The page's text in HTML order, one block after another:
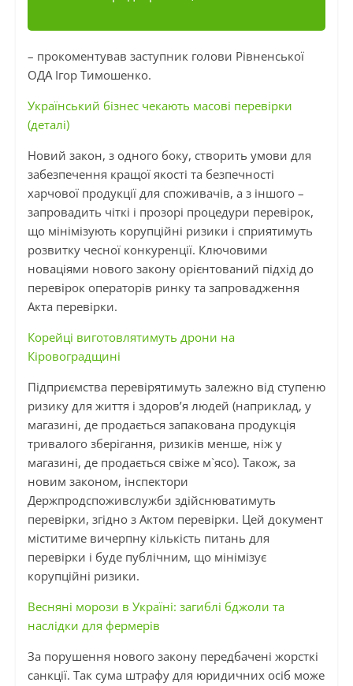
– прокоментував заступник голови Рівненської
ОДА Ігор Тимошенко.
Український бізнес чекають масові перевірки
(деталі)
Новий закон, з одного боку, створить умови для
забезпечення кращої якості та безпечності
харчової продукції для споживачів, а з іншого –
запровадить чіткі і прозорі процедури перевірок,
що мінімізують корупційні ризики і сприятимуть
розвитку чесної конкуренції. Ключовими
новаціями нового закону орієнтований підхід до
перевірок операторів ринку та запровадження
Акта перевірки.
Корейці виготовлятимуть дрони на
Кіровоградщині
Підприємства перевірятимуть залежно від ступеню
ризику для життя і здоров’я людей (наприклад, у
магазині, де продається запакована продукція
тривалого зберігання, ризиків менше, ніж у
магазині, де продається свіже м`ясо). Також, за
новим законом, інспектори
Держпродспоживслужби здійснюватимуть
перевірки, згідно з Актом перевірки. Цей документ
міститиме вичерпну кількість питань для
перевірки і буде публічним, що мінімізує
корупційні ризики.
Весняні морози в Україні: загиблі бджоли та
наслідки для фермерів
За порушення нового закону передбачені жорсткі
санкції. Так сума штрафу для юридичних осіб може